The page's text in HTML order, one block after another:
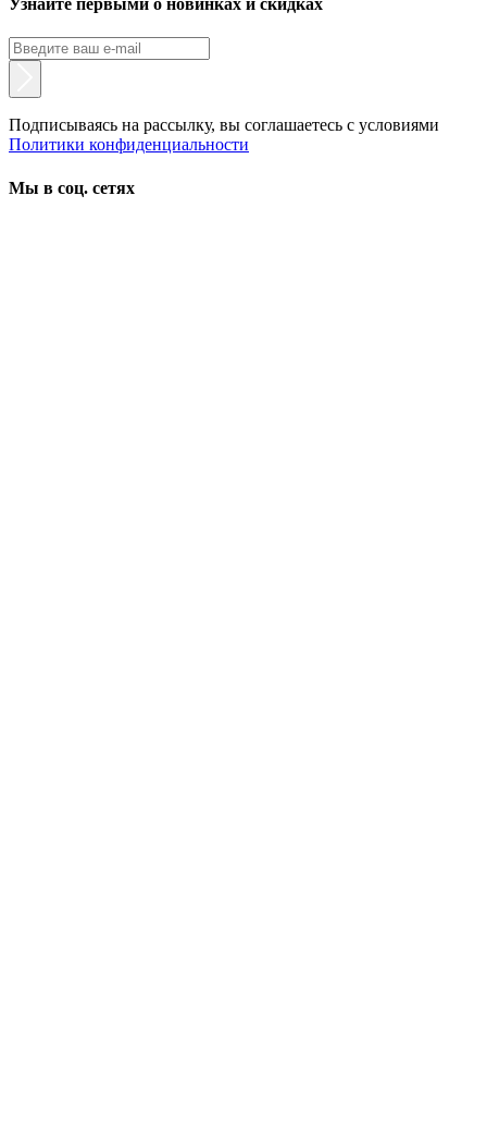
Узнайте первыми о новинках и скидках
Подписываясь на рассылку, вы соглашаетесь с условиями
Политики конфиденциальности
Мы в соц. сетях